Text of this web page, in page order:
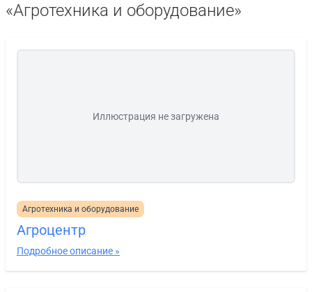
«Агротехника и оборудование»
Иллюстрация не загружена
Агротехника и оборудование
Агроцентр
Подробное описание »